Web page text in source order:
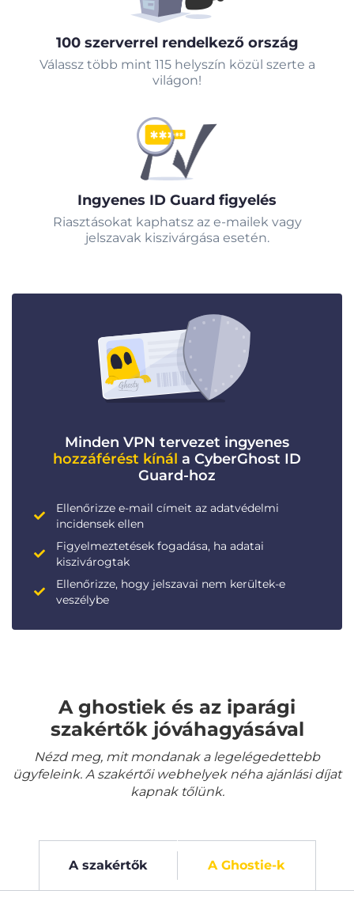
100 szerverrel rendelkező ország
Válassz több mint 115 helyszín közül szerte a
világon!
Ingyenes ID Guard figyelés
Riasztásokat kaphatsz az e-mailek vagy
jelszavak kiszivárgása esetén.
Minden VPN tervezet ingyenes
hozzáférést kínál a CyberGhost ID
Guard-hoz
Ellenőrizze e-mail címeit az adatvédelmi
incidensek ellen
Figyelmeztetések fogadása, ha adatai
kiszivárogtak
Ellenőrizze, hogy jelszavai nem kerültek-e
veszélybe
A ghostiek és az iparági
szakértők jóváhagyásával
Nézd meg, mit mondanak a legelégedettebb
ügyfeleink. A szakértői webhelyek néha ajánlási díjat
kapnak tőlünk.
A szakértők A Ghostie-k